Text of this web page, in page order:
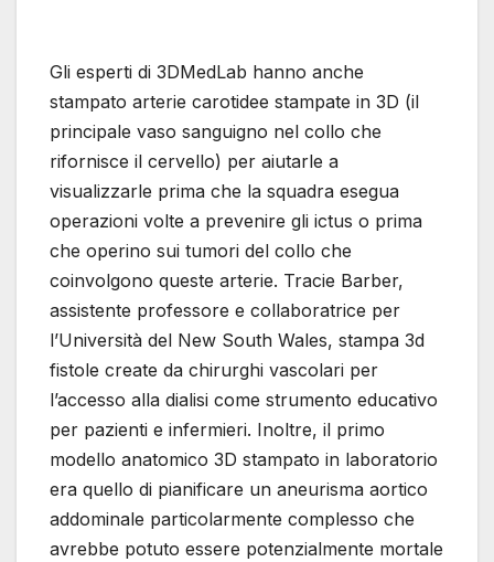
Gli esperti di 3DMedLab hanno anche
stampato arterie carotidee stampate in 3D (il
principale vaso sanguigno nel collo che
rifornisce il cervello) per aiutarle a
visualizzarle prima che la squadra esegua
operazioni volte a prevenire gli ictus o prima
che operino sui tumori del collo che
coinvolgono queste arterie. Tracie Barber,
assistente professore e collaboratrice per
l’Università del New South Wales, stampa 3d
fistole create da chirurghi vascolari per
l’accesso alla dialisi come strumento educativo
per pazienti e infermieri. Inoltre, il primo
modello anatomico 3D stampato in laboratorio
era quello di pianificare un aneurisma aortico
addominale particolarmente complesso che
avrebbe potuto essere potenzialmente mortale